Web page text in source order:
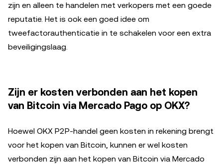
zijn en alleen te handelen met verkopers met een goede
reputatie. Het is ook een goed idee om
tweefactorauthenticatie in te schakelen voor een extra
beveiligingslaag.
Zijn er kosten verbonden aan het kopen
van Bitcoin via Mercado Pago op OKX?
Hoewel OKX P2P-handel geen kosten in rekening brengt
voor het kopen van Bitcoin, kunnen er wel kosten
verbonden zijn aan het kopen van Bitcoin via Mercado